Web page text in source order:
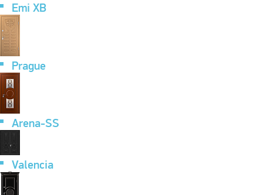
Emi XB
Prague
Arena-SS
Valencia